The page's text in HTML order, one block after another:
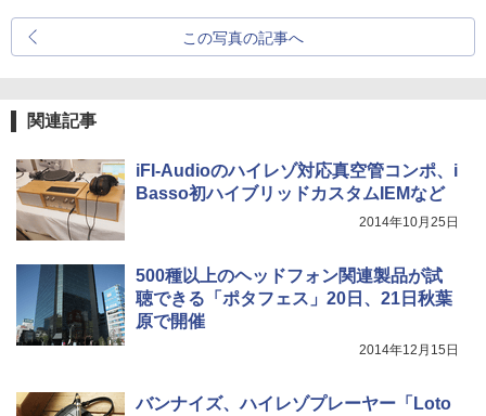
この写真の記事へ
関連記事
iFI-Audioのハイレゾ対応真空管コンポ、i
Basso初ハイブリッドカスタムIEMなど
2014年10月25日
500種以上のヘッドフォン関連製品が試
聴できる「ポタフェス」20日、21日秋葉
原で開催
2014年12月15日
バンナイズ、ハイレゾプレーヤー「Loto